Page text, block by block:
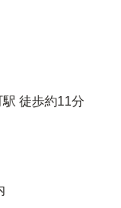
徒歩約11分